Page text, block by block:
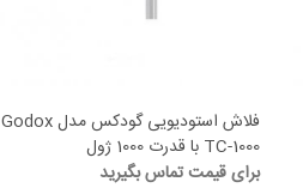
فلاش استودیویی گودکس مدل Godox
TC-1000 با قدرت 1000 ژول
برای قیمت تماس بگیرید